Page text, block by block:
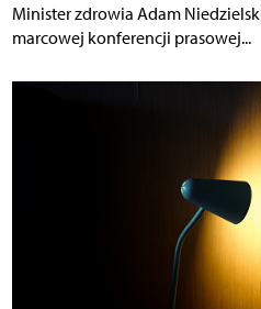
Minister zdrowia Adam
marcowej konferencji prasowej...